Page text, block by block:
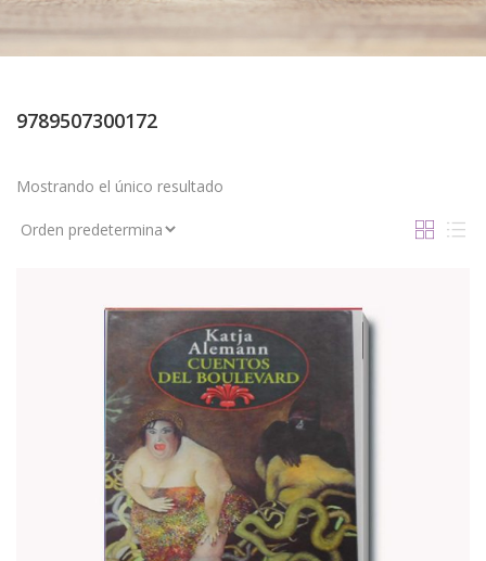
9789507300172
Mostrando el único resultado